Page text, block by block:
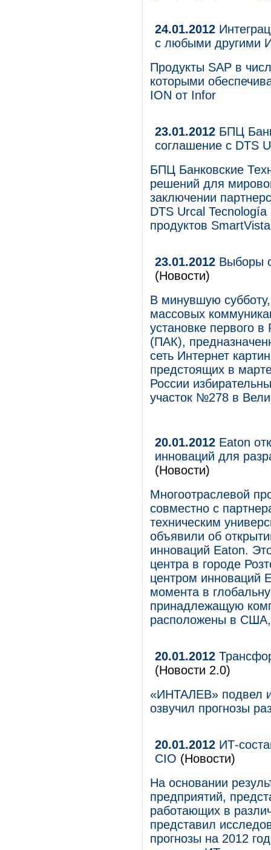
24.01.2012
с любыми другими
Продукты SAP в
которыми
ION от Infor
23.01.2012 БПЦ
соглашение с DTS
БПЦ Банковские
решений для
заключении
DTS Urcal
продуктов
23.01.2012 Выборы
(Новости)
В минувшую
массовых
установке первого
(ПАК),
сеть Интернет
предстоящих в
России
участок №278 в
20.01.2012 Eaton
инноваций для
(Новости)
Многоотраслевой
совместно с
техническим
объявили об
инноваций Eaton.
центра в городе
центром инноваций
момента в
принадлежащую
расположены в
20.01.2012
(Новости 2.0)
«ИНТАЛЕВ» подвел
озвучил прогнозы
20.01.2012 ИТ-
CIO (Новости)
На основании
предприятий,
работающих в
представил
прогнозы на 2012